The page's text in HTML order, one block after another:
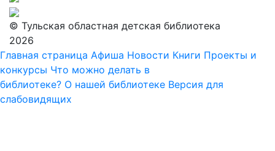
© Тульская областная детская библиотека
2026
Главная страница Афиша Новости Книги Проекты и
конкурсы Что можно делать в
библиотеке? О нашей библиотеке Версия для
слабовидящих